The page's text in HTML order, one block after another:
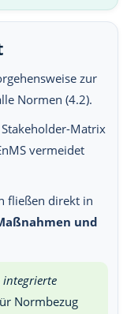
zur
Normen (4.2).
Matrix
vermeidet
fließen direkt in
und
integrierte
Normbezug